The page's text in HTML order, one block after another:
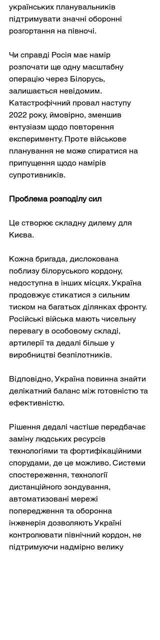
українських планувальників
підтримувати значні оборонні
розгортання на півночі.
Чи справді Росія має намір
розпочати ще одну масштабну
операцію через Білорусь,
залишається невідомим.
Катастрофічний провал наступу
2022 року, ймовірно, зменшив
ентузіазм щодо повторення
експерименту. Проте військове
планування не може спиратися на
припущення щодо намірів
супротивників.
Проблема розподілу сил
Це створює складну дилему для
Києва.
Кожна бригада, дислокована
поблизу білоруського кордону,
недоступна в інших місцях. Україна
продовжує стикатися з сильним
тиском на багатьох ділянках фронту.
Російські війська мають чисельну
перевагу в особовому складі,
артилерії та дедалі більше у
виробництві безпілотників.
Відповідно, Україна повинна знайти
делікатний баланс між готовністю та
ефективністю.
Рішення дедалі частіше передбачає
заміну людських ресурсів
технологіями та фортифікаційними
спорудами, де це можливо. Системи
спостереження, технології
дистанційного зондування,
автоматизовані мережі
попередження та оборонна
інженерія дозволяють Україні
контролювати північний кордон, не
підтримуючи надмірно велику